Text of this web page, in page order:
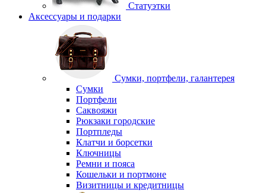
Статуэтки
Аксессуары и подарки
Сумки, портфели, галантерея
Сумки
Портфели
Саквояжи
Рюкзаки городские
Портпледы
Клатчи и борсетки
Ключницы
Ремни и пояса
Кошельки и портмоне
Визитницы и кредитницы